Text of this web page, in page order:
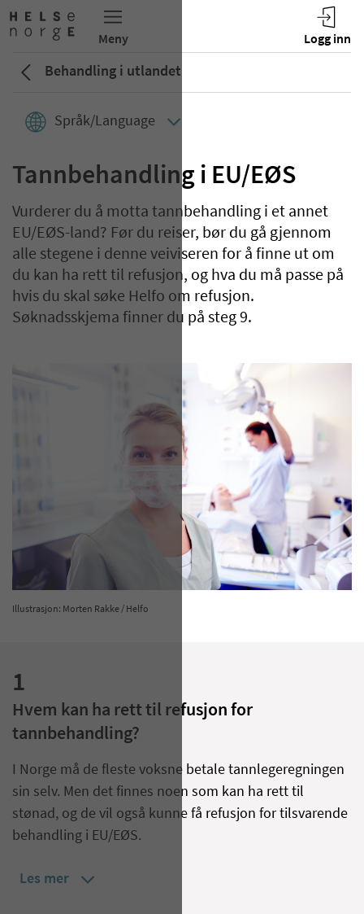
Behandling i utlandet
Språk/Language
Tannbehandling i EU/EØS
Vurderer du å motta tannbehandling i et annet
EU/EØS-land? Før du reiser, bør du gå gjennom
alle stegene i denne veiviseren for å finne ut om
du kan ha rett til refusjon, og hva du må passe på
hvis du skal søke Helfo om refusjon.
Søknadsskjema finner du på steg 9.
Illustrasjon: Morten Rakke / Helfo
1
Hvem kan ha rett til refusjon for
tannbehandling?
I Norge må de fleste voksne betale tannlegeregningen
sin selv. Men det finnes noen som kan ha rett til
stønad, og de vil også kunne få refusjon for tilsvarende
behandling i EU/EØS.
Les mer